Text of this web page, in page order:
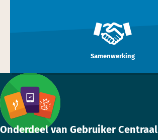
Samenwerking
Footer
Onderdeel van Gebruiker Centraal